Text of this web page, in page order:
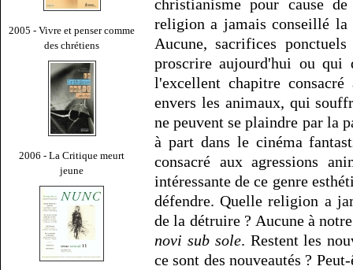
2005 - Vivre et penser comme
des chrétiens
2006 - La Critique meurt
jeune
christianisme pour cause
religion a jamais conseillé la
Aucune, sacrifices
proscrire aujourd'hui ou qui
l'excellent chapitre
envers les animaux, qui
ne peuvent se plaindre par la
à part dans le cinéma
consacré aux agressions
intéressante de ce genre
défendre. Quelle religion a
de la détruire ? Aucune à
novi sub sole. Restent les
ce sont des nouveautés ?